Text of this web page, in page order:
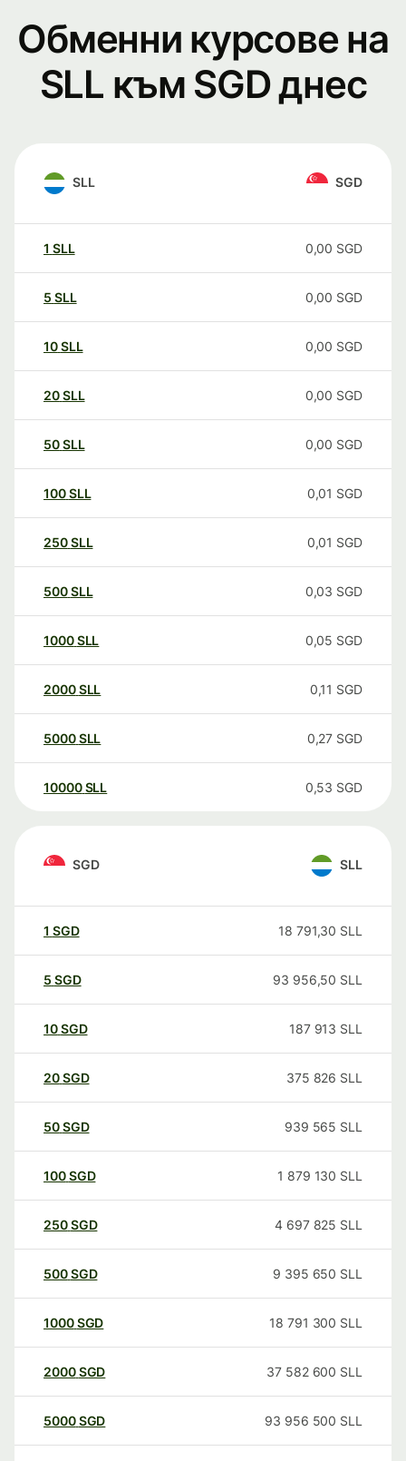
Обменни курсове на
SLL към SGD днес
SLL SGD
1 SLL 0,00 SGD
5 SLL 0,00 SGD
10SLL 0,00 SGD
20SLL 0,00 SGD
50SLL 0,00 SGD
100SLL 0,01 SGD
250SLL 0,01 SGD
500SLL 0,03 SGD
1000SLL 0,05 SGD
2000SLL 0,11 SGD
5000SLL 0,27 SGD
10000 SLL 0,53 SGD
SGD SLL
1 SGD 18 791,30 SLL
5 SGD 93 956,50 SLL
10SGD 187 913 SLL
20SGD 375 826 SLL
50SGD 939 565 SLL
100SGD 1 879 130 SLL
250SGD 4 697 825 SLL
500SGD 9 395 650 SLL
1000SGD 18 791 300 SLL
2000SGD 37 582 600 SLL
5000SGD 93 956 500 SLL